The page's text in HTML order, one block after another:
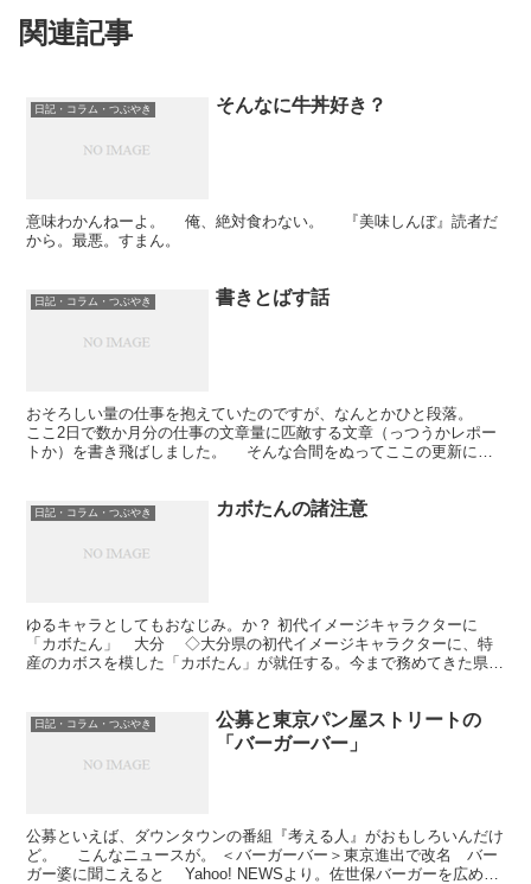
関連記事
日記・コラム・つぶやき そんなに牛丼好き？
意味わかんねーよ。 俺、絶対食わない。 『美味しんぼ』読者だ
から。最悪。すまん。
日記・コラム・つぶやき 書きとばす話
おそろしい量の仕事を抱えていたのですが、なんとかひと段落。
ここ2日で数か月分の仕事の文章量に匹敵する文章（っつうかレポー
トか）を書き飛ばしました。 そんな合間をぬってここの更新にせ
日記・コラム・つぶやき カボたんの諸注意
ゆるキャラとしてもおなじみ。か？ 初代イメージキャラクターに
「カボたん」 大分 ◇大分県の初代イメージキャラクターに、特
産のカボスを模した「カボたん」が就任する。今まで務めてきた県カ
日記・コラム・つぶやき
公募と東京パン屋ストリートの
「バーガーバー」
公募といえば、ダウンタウンの番組『考える人』がおもしろいんだけ
ど。 こんなニュースが。 ＜バーガーバー＞東京進出で改名 バー
ガー婆に聞こえると Yahoo! NEWSより。佐世保バーガーを広める